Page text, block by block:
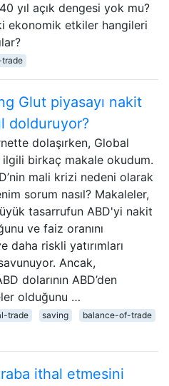
yıl açık dengesi yok mu?
ekonomik etkiler hangileri
Glut piyasayı nakit
dolduruyor?
dolaşırken, Global
birkaç makale okudum.
mali krizi nedeni olarak
sorum nasıl? Makaleler,
tasarrufun ABD'yi nakit
ve faiz oranını
daha riskli yatırımları
Ancak,
dolarının ABD’den
olduğunu …
trade saving balance-of-trade
ithal etmesini